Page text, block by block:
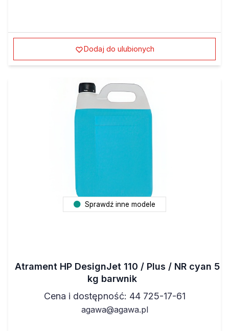
Dodaj do ulubionych
Sprawdź inne modele
Atrament HP DesignJet 110 / Plus / NR cyan 5
kg barwnik
Cena i dostępność: 44 725-17-61
agawa@agawa.pl